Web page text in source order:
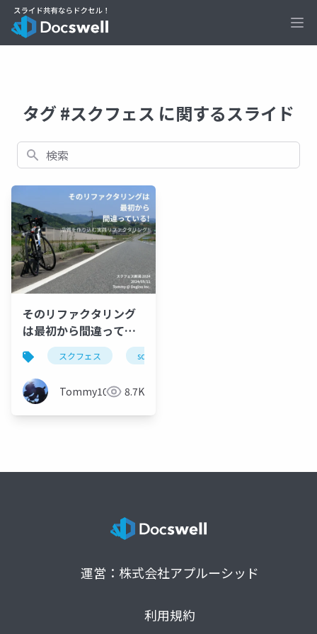
タグ #スクフェス に関するスライド
検索
そのリファクタリング
は最初から間違ってい
る!
スクフェス scrum
Tommy109 8.7K
運営：株式会社アプルーシッド
利用規約